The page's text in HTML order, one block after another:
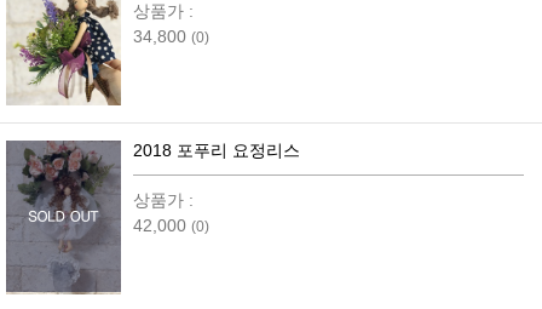
상품가 :
34,800 (0)
2018 포푸리 요정리스
상품가 :
42,000 (0)